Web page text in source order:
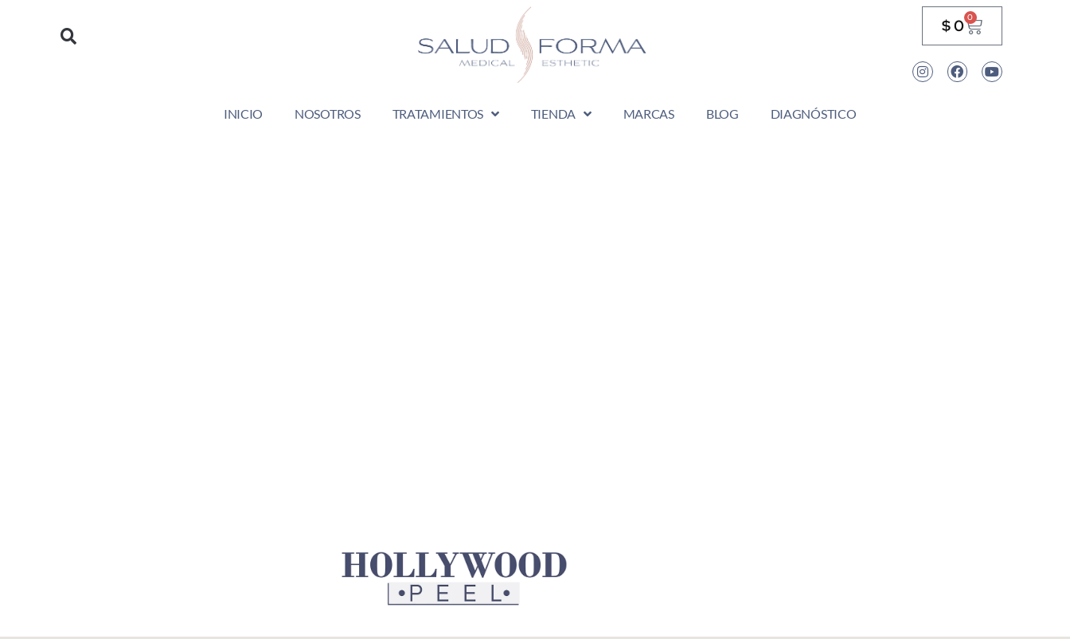
$0 0
INICIO NOSOTROS TRATAMIENTOS TIENDA MARCAS BLOG DIAGNÓSTICO